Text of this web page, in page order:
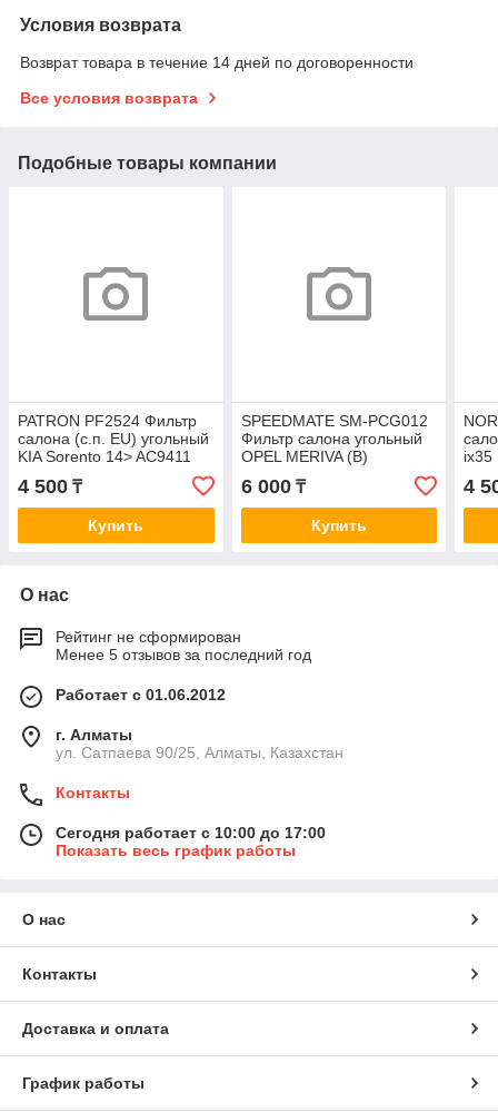
Условия возврата
Возврат товара в течение 14 дней по договоренности
Все условия возврата
Подобные товары компании
PATRON PF2524 Фильтр
салона (с.п. EU) угольный
KIA Sorento 14> AC9411
4 500 ₸
Купить
SPEEDMATE SM-PCG012
Фильтр салона угольный
OPEL MERIVA (B)
6 000₸
Купить
ix35
4
О нас
Рейтинг не сформирован
Менее 5 отзывов за последний год
Работает с 01.06.2012
г. Алматы
ул. Сатпаева 90/25, Алматы, Казахстан
Контакты
Сегодня работает с 10:00 до 17:00
Показать весь график работы
О нас
Контакты
Доставка и оплата
График работы